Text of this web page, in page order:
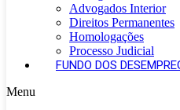
Advogados Interior
Direitos Permanentes
Homologações
Processo Judicial
FUNDO DOS
Menu